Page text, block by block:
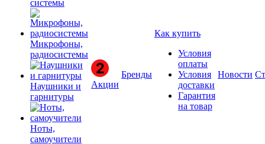
системы
Микрофоны,
радиосистемы
Наушники и
гарнитуры
Ноты,
самоучители
Акции
Бренды
Как купить
Условия
оплаты
Условия
доставки
Гарантия
на товар
Новости